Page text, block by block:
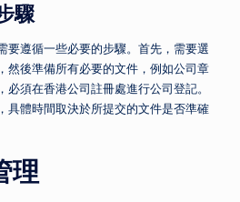
驟
要遵循一些必要的步驟。首先，需要選
然後準備所有必要的文件，例如公司章
須在香港公司註冊處進行公司登記。
具體時間取決於所提交的文件是否準確
理